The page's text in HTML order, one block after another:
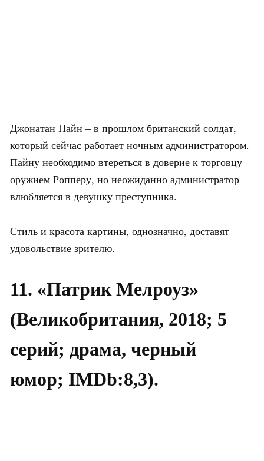
Джонатан Пайн – в прошлом британский солдат,
который сейчас работает ночным администратором.
Пайну необходимо втереться в доверие к торговцу
оружием Ропперу, но неожиданно администратор
влюбляется в девушку преступника.
Стиль и красота картины, однозначно, доставят
удовольствие зрителю.
11. «Патрик Мелроуз»
(Великобритания, 2018; 5
серий; драма, черный
юмор; IMDb:8,3).